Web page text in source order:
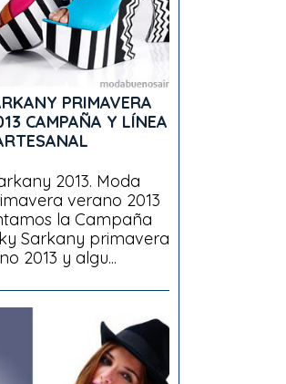
PRIMAVERA
CAMPAÑA Y LÍNEA
2013. Moda
verano 2013
la Campaña
Sarkany primavera
2013 y algu...